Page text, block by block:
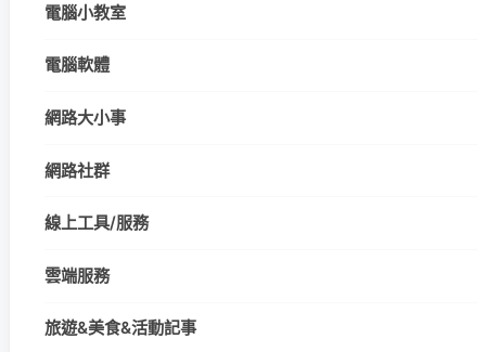
電腦小教室
電腦軟體
網路大小事
網路社群
線上工具/服務
雲端服務
旅遊&美食&活動記事